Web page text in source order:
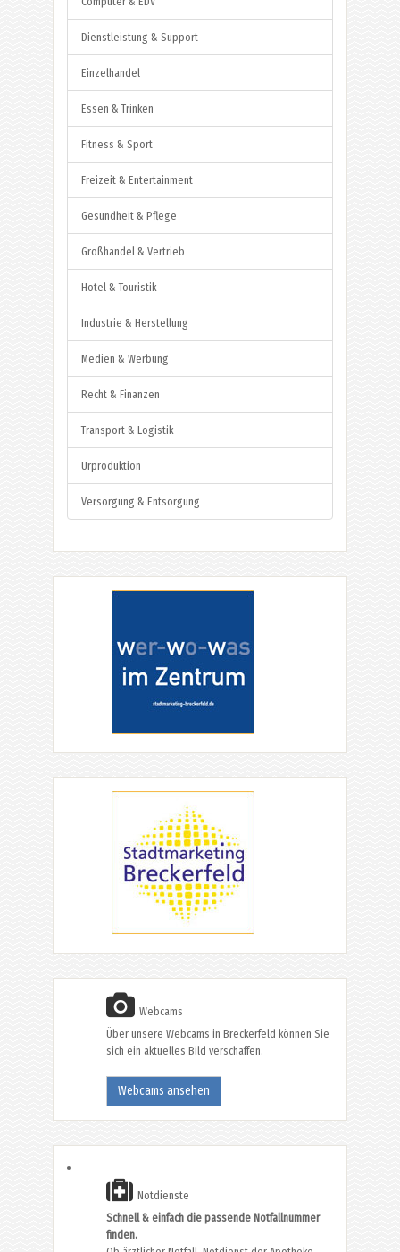
Dienstleistung & Support
Einzelhandel
Essen & Trinken
Fitness & Sport
Freizeit & Entertainment
Gesundheit & Pflege
Großhandel & Vertrieb
Hotel & Touristik
Industrie & Herstellung
Medien & Werbung
Recht & Finanzen
Transport & Logistik
Urproduktion
Versorgung & Entsorgung
Webcams
Über unsere Webcams in Breckerfeld können Sie
sich ein aktuelles Bild verschaffen.
Webcams ansehen
Notdienste
Schnell & einfach die passende Notfallnummer
finden.